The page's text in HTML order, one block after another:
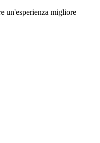
un'esperienza migliore